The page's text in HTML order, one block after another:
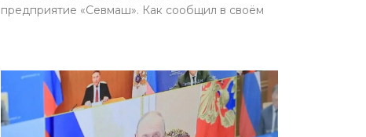
предприятие «Севмаш». Как сообщил в своём